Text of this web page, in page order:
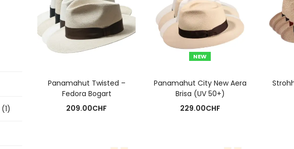
Panamahut Twisted –
Fedora Bogart
209.00CHF
NEW
Panamahut City New Aera
Brisa (UV 50+)
229.00CHF
(1)